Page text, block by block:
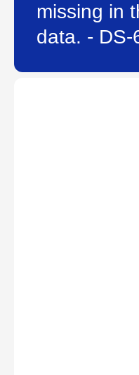
missing in
data. - DS-